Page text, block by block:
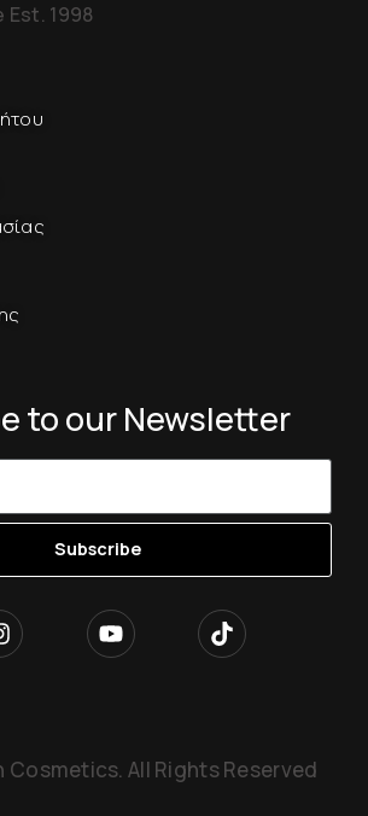
1998
to our Newsletter
Subscribe
Cosmetics. All Rights Reserved